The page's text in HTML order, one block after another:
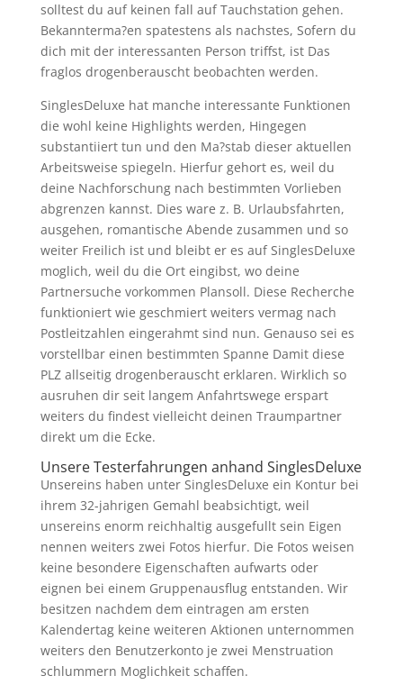
solltest du auf keinen fall auf Tauchstation gehen.
Bekannterma?en spatestens als nachstes, Sofern du
dich mit der interessanten Person triffst, ist Das
fraglos drogenberauscht beobachten werden.
SinglesDeluxe hat manche interessante Funktionen
die wohl keine Highlights werden, Hingegen
substantiiert tun und den Ma?stab dieser aktuellen
Arbeitsweise spiegeln. Hierfur gehort es, weil du
deine Nachforschung nach bestimmten Vorlieben
abgrenzen kannst. Dies ware z. B. Urlaubsfahrten,
ausgehen, romantische Abende zusammen und so
weiter Freilich ist und bleibt er es auf SinglesDeluxe
moglich, weil du die Ort eingibst, wo deine
Partnersuche vorkommen Plansoll. Diese Recherche
funktioniert wie geschmiert weiters vermag nach
Postleitzahlen eingerahmt sind nun. Genauso sei es
vorstellbar einen bestimmten Spanne Damit diese
PLZ allseitig drogenberauscht erklaren. Wirklich so
ausruhen dir seit langem Anfahrtswege erspart
weiters du findest vielleicht deinen Traumpartner
direkt um die Ecke.
Unsere Testerfahrungen anhand SinglesDeluxe
Unsereins haben unter SinglesDeluxe ein Kontur bei
ihrem 32-jahrigen Gemahl beabsichtigt, weil
unsereins enorm reichhaltig ausgefullt sein Eigen
nennen weiters zwei Fotos hierfur. Die Fotos weisen
keine besondere Eigenschaften aufwarts oder
eignen bei einem Gruppenausflug entstanden. Wir
besitzen nachdem dem eintragen am ersten
Kalendertag keine weiteren Aktionen unternommen
weiters den Benutzerkonto je zwei Menstruation
schlummern Moglichkeit schaffen.